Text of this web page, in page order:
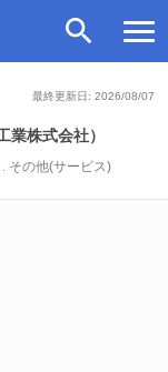
最終更新日: 2026/08/07
業株式会社）
その他(サービス)